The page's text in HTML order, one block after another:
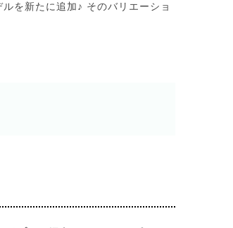
ルを新たに追加♪ そのバリエーショ